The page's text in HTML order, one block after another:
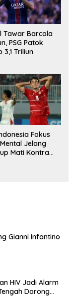
Tawar Barcola
PSG Patok
3,1 Triliun
Fokus
Jelang
Mati Kontra
Gianni Infantino
HIV Jadi Alarm
Dorong